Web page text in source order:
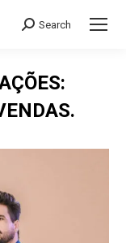
Search:
Search